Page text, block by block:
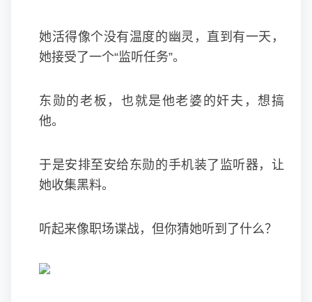
她活得像个没有温度的幽灵，直到有一天，
她接受了一个“监听任务”。
东勋的老板，也就是他老婆的奸夫，想搞
他。
于是安排至安给东勋的手机装了监听器，让
她收集黑料。
听起来像职场谍战，但你猜她听到了什么？